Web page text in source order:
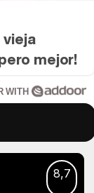
vieja
mejor!
WITH
8,7